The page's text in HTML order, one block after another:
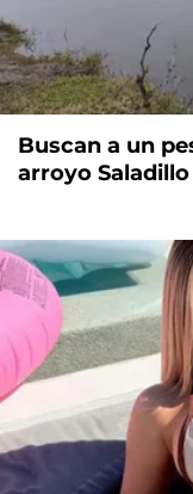
Buscan a un
arroyo Saladillo